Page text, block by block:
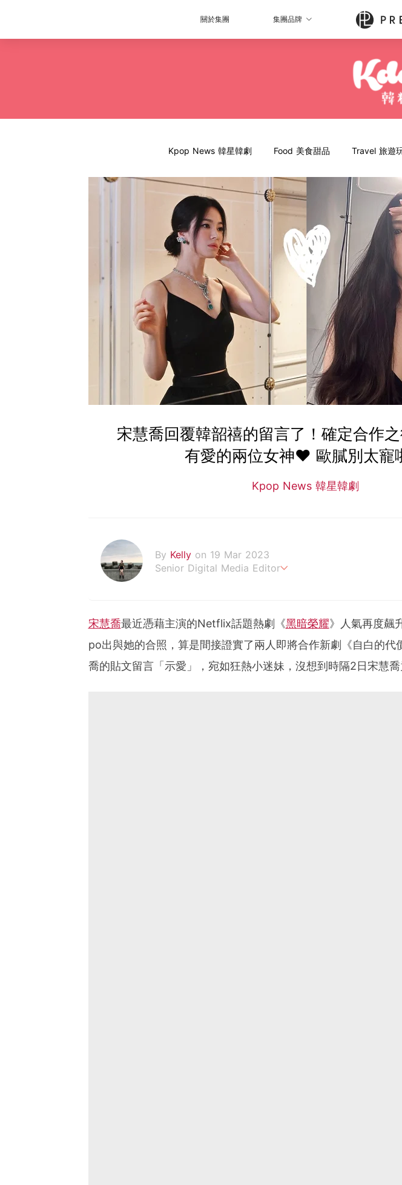
關於集團 集團品牌
Kpop News 韓星韓劇 Food 美食甜品 Travel 旅遊
宋慧喬回覆韓韶禧的留言了！確定合作
有愛的兩位女神♥ 歐膩別太寵
Kpop News 韓星韓劇
By Kelly on 19 Mar 2023
Senior Digital Media Editor
宋慧喬最近憑藉主演的Netflix話題熱劇《黑暗榮耀》人氣再度飆
po出與她的合照，算是間接證實了兩人即將合作新劇《自白的代
喬的貼文留言「示愛」，宛如狂熱小迷妹，沒想到時隔2日宋慧喬